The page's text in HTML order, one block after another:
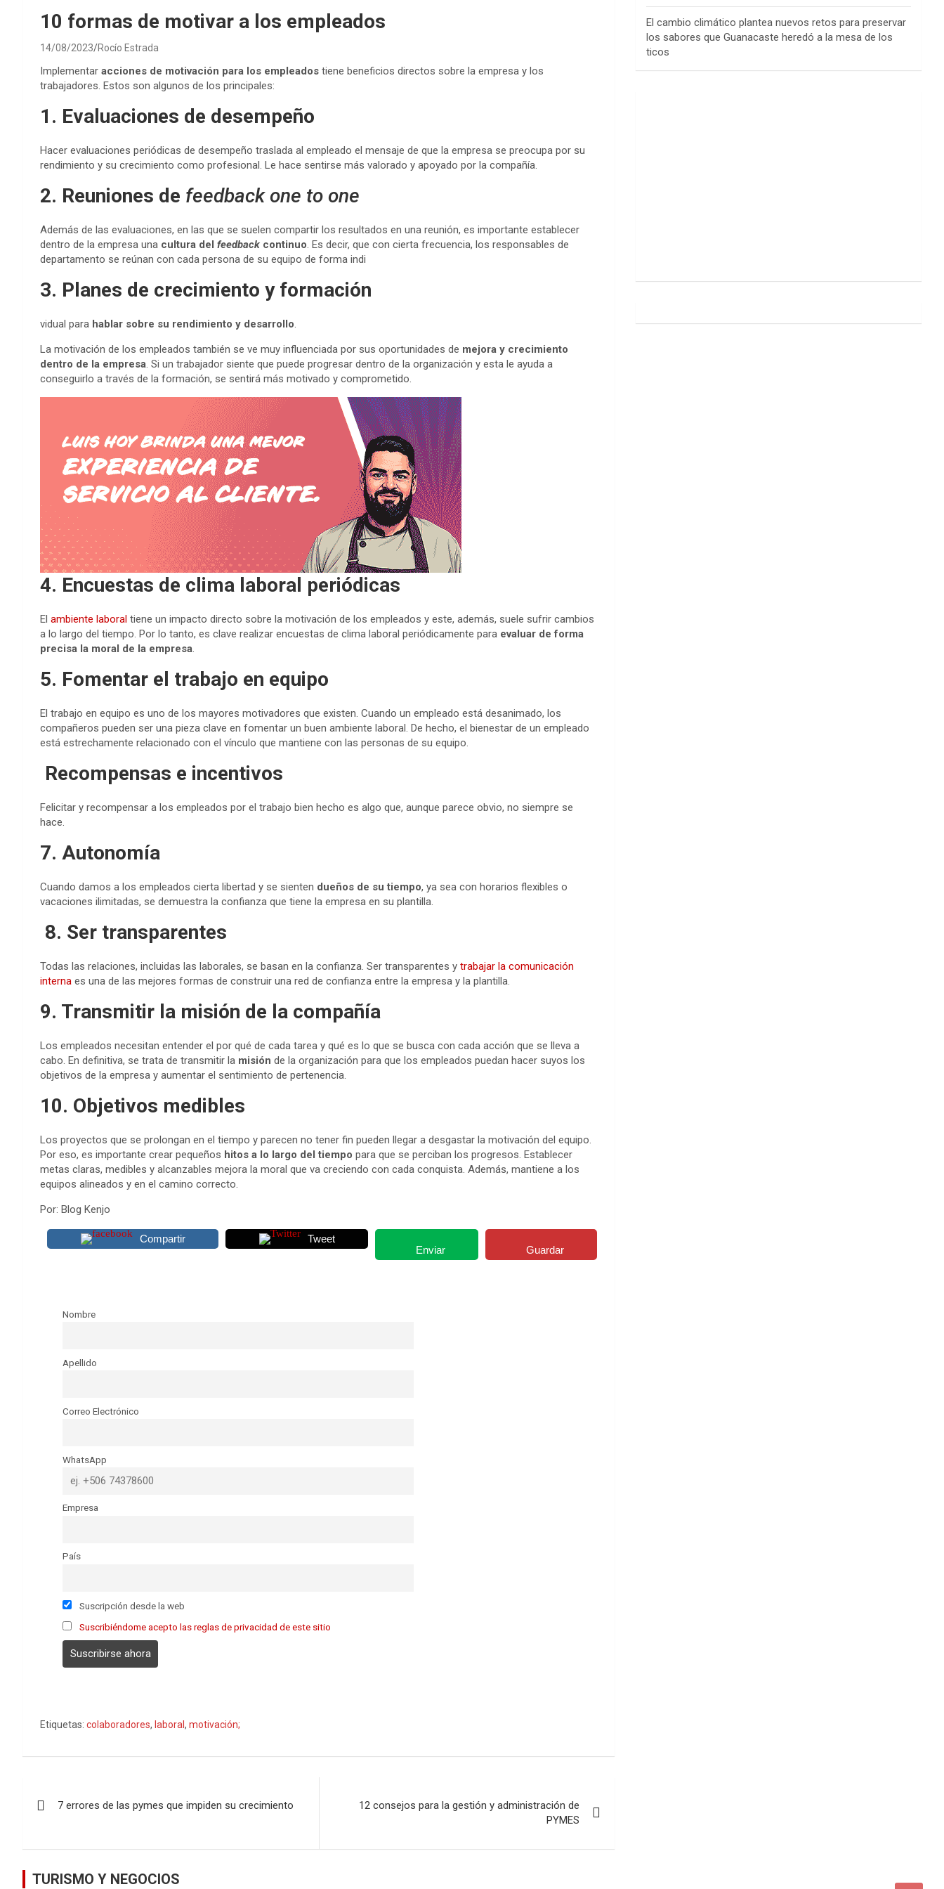
10 formas de motivar a los empleados
14/08/2023 Rocío Estrada
Implementar acciones de motivación para los empleados tiene beneficios directos sobre la empresa y los
trabajadores. Estos son algunos de los principales:
1. Evaluaciones de desempeño
Hacer evaluaciones periódicas de desempeño traslada al empleado el mensaje de que la empresa se preocupa por su
rendimiento y su crecimiento como profesional. Le hace sentirse más valorado y apoyado por la compañía.
2. Reuniones de feedback one to one
Además de las evaluaciones, en las que se suelen compartir los resultados en una reunión, es importante establecer
dentro de la empresa una cultura del feedback continuo. Es decir, que con cierta frecuencia, los responsables de
departamento se reúnan con cada persona de su equipo de forma indi
3. Planes de crecimiento y formación
vidual para hablar sobre su rendimiento y desarrollo.
La motivación de los empleados también se ve muy influenciada por sus oportunidades de mejora y crecimiento
dentro de la empresa. Si un trabajador siente que puede progresar dentro de la organización y esta le ayuda a
conseguirlo a través de la formación, se sentirá más motivado y comprometido.
4. Encuestas de clima laboral periódicas
El ambiente laboral tiene un impacto directo sobre la motivación de los empleados y este, además, suele sufrir cambios
a lo largo del tiempo. Por lo tanto, es clave realizar encuestas de clima laboral periódicamente para evaluar de forma
precisa la moral de la empresa.
5. Fomentar el trabajo en equipo
El trabajo en equipo es uno de los mayores motivadores que existen. Cuando un empleado está desanimado, los
compañeros pueden ser una pieza clave en fomentar un buen ambiente laboral. De hecho, el bienestar de un empleado
está estrechamente relacionado con el vínculo que mantiene con las personas de su equipo.
Recompensas e incentivos
Felicitar y recompensar a los empleados por el trabajo bien hecho es algo que, aunque parece obvio, no siempre se
hace.
7. Autonomía
Cuando damos a los empleados cierta libertad y se sienten dueños de su tiempo, ya sea con horarios flexibles o
vacaciones ilimitadas, se demuestra la confianza que tiene la empresa en su plantilla.
8. Ser transparentes
Todas las relaciones, incluidas las laborales, se basan en la confianza. Ser transparentes y trabajar la comunicación
interna es una de las mejores formas de construir una red de confianza entre la empresa y la plantilla.
9. Transmitir la misión de la compañía
Los empleados necesitan entender el por qué de cada tarea y qué es lo que se busca con cada acción que se lleva a
cabo. En definitiva, se trata de transmitir la misión de la organización para que los empleados puedan hacer suyos los
objetivos de la empresa y aumentar el sentimiento de pertenencia.
10. Objetivos medibles
Los proyectos que se prolongan en el tiempo y parecen no tener fin pueden llegar a desgastar la motivación del equipo.
Por eso, es importante crear pequeños hitos a lo largo del tiempo para que se perciban los progresos. Establecer
metas claras, medibles y alcanzables mejora la moral que va creciendo con cada conquista. Además, mantiene a los
equipos alineados y en el camino correcto.
Por: Blog Kenjo
Compartir
Tweet
Enviar
Guardar
Nombre
Apellido
Correo Electrónico
WhatsApp
Empresa
País
Suscripción desde la web
Suscribiéndome acepto las reglas de privacidad de este sitio
Etiquetas: colaboradores, laboral , motivación;
de
entradas
7 errores de las pymes que impiden su crecimiento
12 consejos para la gestión y administración de
PYMES
El cambio climático plantea nuevos retos para preservar
los sabores que Guanacaste heredó a la mesa de los
ticos
TURISMO Y NEGOCIOS